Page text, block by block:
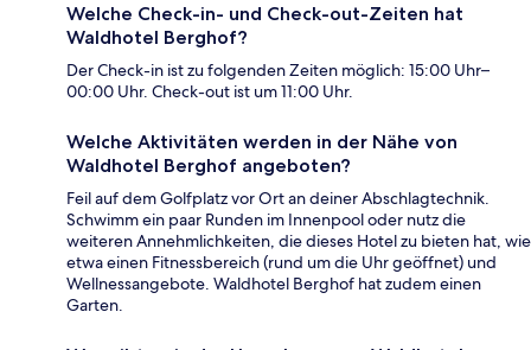
Welche Check-in- und Check-out-Zeiten hat
Waldhotel Berghof?
Der Check-in ist zu folgenden Zeiten möglich: 15:00 Uhr–
00:00 Uhr. Check-out ist um 11:00 Uhr.
Welche Aktivitäten werden in der Nähe von
Waldhotel Berghof angeboten?
Feil auf dem Golfplatz vor Ort an deiner Abschlagtechnik.
Schwimm ein paar Runden im Innenpool oder nutz die
weiteren Annehmlichkeiten, die dieses Hotel zu bieten hat, wie
etwa einen Fitnessbereich (rund um die Uhr geöffnet) und
Wellnessangebote. Waldhotel Berghof hat zudem einen
Garten.